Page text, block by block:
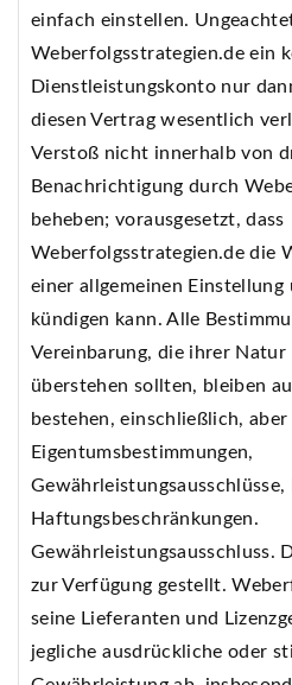
einfach einstellen.
Weberfolgsstrategien.de ein
Dienstleistungskonto nur
diesen Vertrag wesentlich
Verstoß nicht innerhalb von
Benachrichtigung durch
beheben; vorausgesetzt, dass
Weberfolgsstrategien.de die
einer allgemeinen
kündigen kann. Alle
Vereinbarung, die ihrer Natur
überstehen sollten, bleiben
bestehen, einschließlich,
Eigentumsbestimmungen,
Gewährleistungsausschlüsse,
Haftungsbeschränkungen.
Gewährleistungsausschluss.
zur Verfügung gestellt.
seine Lieferanten und
jegliche ausdrückliche oder